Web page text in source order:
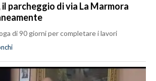
parcheggio di via La Marmora
di 90 giorni per completare i lavori